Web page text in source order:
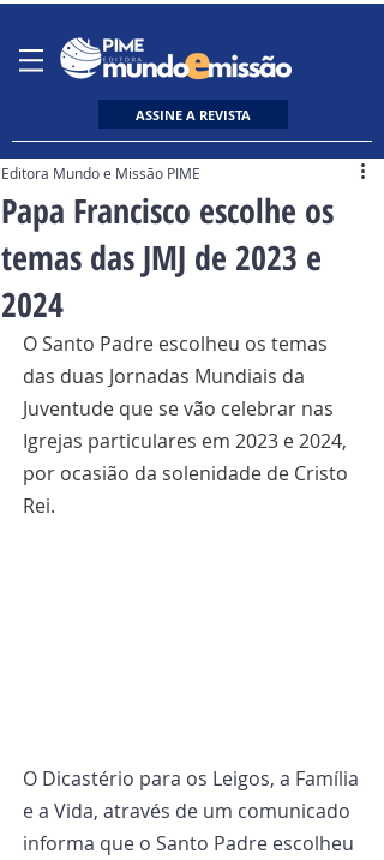
ASSINE A REVISTA
Papa Francisco escolhe os
temas das JMJ de 2023 e
2024
Editora Mundo e Missão PIME
O Santo Padre escolheu os temas
das duas Jornadas Mundiais da
Juventude que se vão celebrar nas
Igrejas particulares em 2023 e 2024,
por ocasião da solenidade de Cristo
Rei.
O Dicastério para os Leigos, a Família
e a Vida, através de um comunicado
informa que o Santo Padre escolheu